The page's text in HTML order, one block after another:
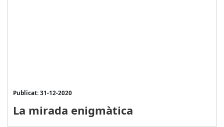
Publicat: 31-12-2020
La mirada enigmàtica